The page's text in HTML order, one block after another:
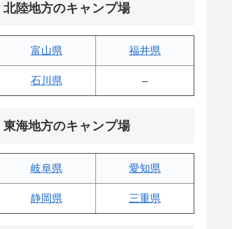
北陸地方のキャンプ場
富山県 福井県
石川県 –
東海地方のキャンプ場
岐阜県 愛知県
静岡県 三重県